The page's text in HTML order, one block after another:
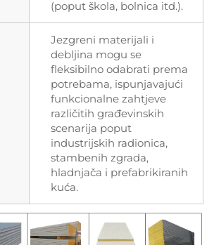
(poput škola, bolnica itd.).
Jezgreni materijali i
debljina mogu se
fleksibilno odabrati prema
potrebama, ispunjavajući
funkcionalne zahtjeve
različitih građevinskih
scenarija poput
industrijskih radionica,
stambenih zgrada,
hladnjača i prefabrikiranih
kuća.